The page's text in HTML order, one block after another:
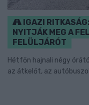
IGAZI
NYITJÁK MEG A
FELÜLJÁRÓT
Hétfőn hajnali négy
az átkelőt, az